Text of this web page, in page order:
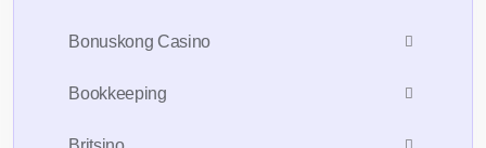
Bonuskong Casino
Bookkeeping